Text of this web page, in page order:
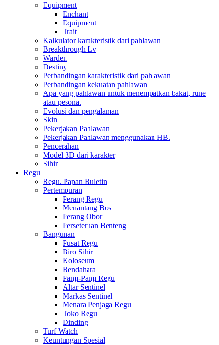
Equipment
Enchant
Equipment
Trait
Kalkulator karakteristik dari pahlawan
Breakthrough Lv
Warden
Destiny
Perbandingan karakteristik dari pahlawan
Perbandingan kekuatan pahlawan
Apa yang pahlawan untuk menempatkan bakat, rune
atau pesona.
Evolusi dan pengalaman
Skin
Pekerjakan Pahlawan
Pekerjakan Pahlawan menggunakan HB.
Pencerahan
Model 3D dari karakter
Sihir
Regu
Regu. Papan Buletin
Pertempuran
Perang Regu
Menantang Bos
Perang Obor
Perseteruan Benteng
Bangunan
Pusat Regu
Biro Sihir
Koloseum
Bendahara
Panji-Panji Regu
Altar Sentinel
Markas Sentinel
Menara Penjaga Regu
Toko Regu
Dinding
Turf Watch
Keuntungan Spesial